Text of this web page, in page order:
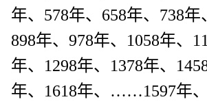
年、578年、658年、738年
898年、978年、1058年、
年、1298年、1378年、
年、1618年、……1597年、